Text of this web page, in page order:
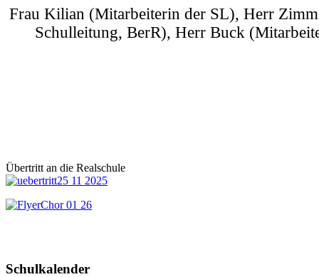
Frau Kilian (Mitarbeiterin der SL), Herr
Schulleitung, BerR), Herr Buck
Übertritt an die Realschule
Schulkalender